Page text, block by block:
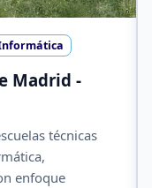
Madrid -
técnicas
enfoque